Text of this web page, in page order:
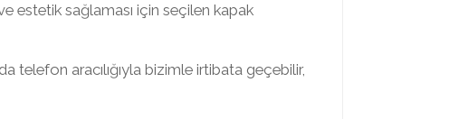
estetik sağlaması için seçilen kapak
telefon aracılığıyla bizimle irtibata geçebilir,